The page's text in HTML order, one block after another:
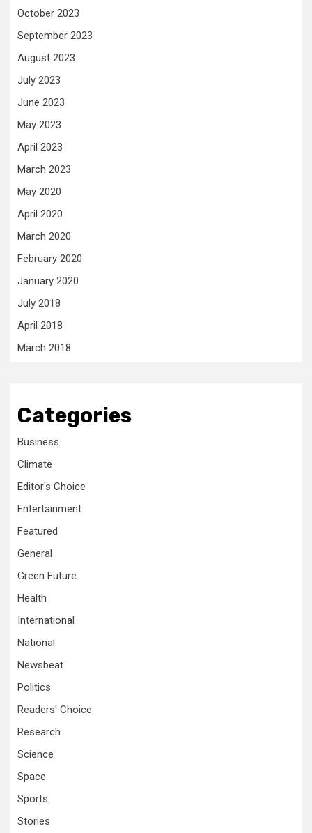
October 2023
September 2023
August 2023
July 2023
June 2023
May 2023
April 2023
March 2023
May 2020
April 2020
March 2020
February 2020
January 2020
July 2018
April 2018
March 2018
Categories
Business
Climate
Editor's Choice
Entertainment
Featured
General
Green Future
Health
International
National
Newsbeat
Politics
Readers' Choice
Research
Science
Space
Sports
Stories